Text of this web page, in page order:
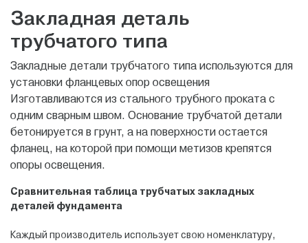
Закладная деталь
трубчатого типа
Закладные детали трубчатого типа используются для
установки фланцевых опор освещения
Изготавливаются из стального трубного проката с
одним сварным швом. Основание трубчатой детали
бетонируется в грунт, а на поверхности остается
фланец, на которой при помощи метизов крепятся
опоры освещения.
Сравнительная таблица трубчатых закладных
деталей фундамента
Каждый производитель использует свою номенклатуру,